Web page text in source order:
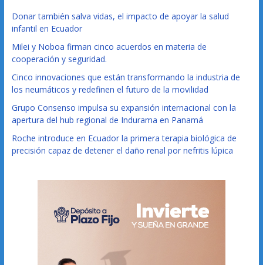
Donar también salva vidas, el impacto de apoyar la salud
infantil en Ecuador
Milei y Noboa firman cinco acuerdos en materia de
cooperación y seguridad.
Cinco innovaciones que están transformando la industria de
los neumáticos y redefinen el futuro de la movilidad
Grupo Consenso impulsa su expansión internacional con la
apertura del hub regional de Indurama en Panamá
Roche introduce en Ecuador la primera terapia biológica de
precisión capaz de detener el daño renal por nefritis lúpica